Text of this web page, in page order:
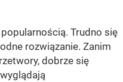
Trudno się
rozwiązanie. Zanim
dobrze się